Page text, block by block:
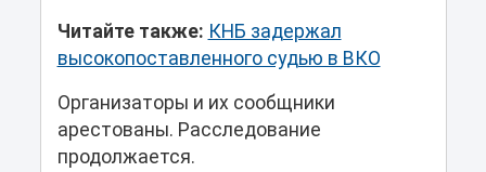
Читайте также: КНБ задержал
высокопоставленного судью в ВКО
Организаторы и их сообщники
арестованы. Расследование
продолжается.